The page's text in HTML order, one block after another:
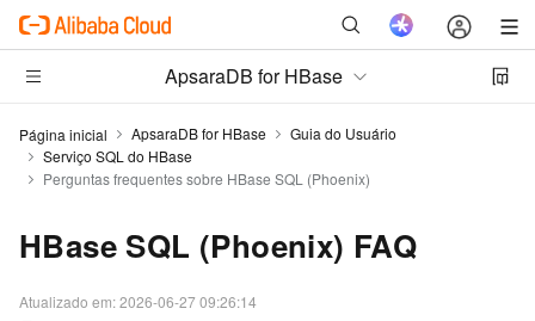
ApsaraDB for HBase
Página inicial ApsaraDB for HBase
Guia do Usuário
Serviço SQL do HBase
Perguntas frequentes sobre HBase SQL (Phoenix)
HBase SQL (Phoenix) FAQ
Atualizado em:2026-06-27 09:26:14